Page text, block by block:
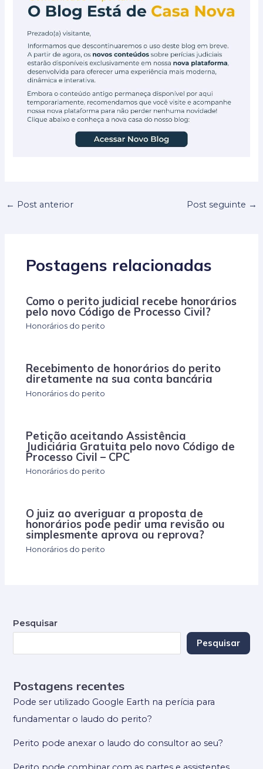
← Post anterior Post seguinte →
Postagens relacionadas
Como o perito judicial recebe honorários
pelo novo Código de Processo Civil?
Honorários do perito
Recebimento de honorários do perito
diretamente na sua conta bancária
Honorários do perito
Petição aceitando Assistência
Judiciária Gratuita pelo novo Código de
Processo Civil – CPC
Honorários do perito
O juiz ao averiguar a proposta de
honorários pode pedir uma revisão ou
simplesmente aprova ou reprova?
Honorários do perito
Pesquisar
Pesquisar
Postagens recentes
Pode ser utilizado Google Earth na perícia para
fundamentar o laudo do perito?
Perito pode anexar o laudo do consultor ao seu?